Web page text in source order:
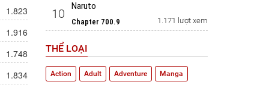
1.823
1.916
1.748
1.834
10
Naruto
Chapter 700.9 1.171 lượt xem
THỂ LOẠI
Action Adult Adventure Manga